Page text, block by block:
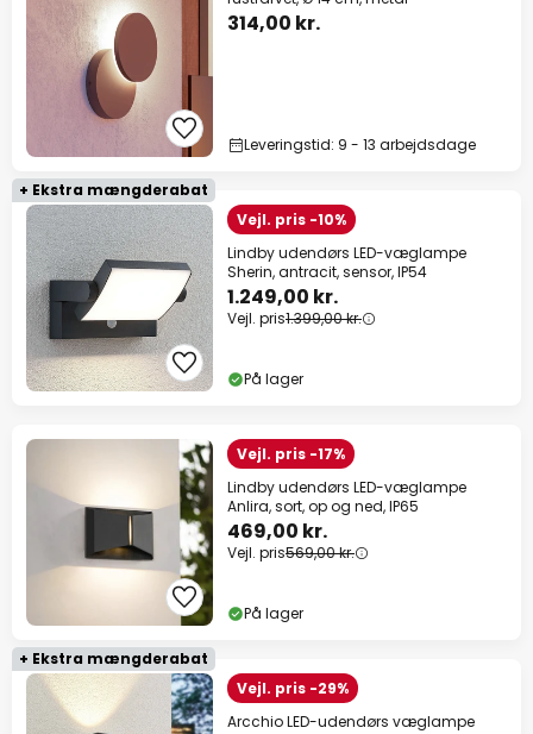
314,00 kr.
Leveringstid: 9 - 13 arbejdsdage
+ Ekstra mængderabat
Vejl. pris -10%
Lindby udendørs LED-væglampe
Sherin, antracit, sensor, IP54
1.249,00 kr.
Vejl. pris1.399,00 kr.
På lager
Vejl. pris -17%
Lindby udendørs LED-væglampe
Anlira, sort, op og ned, IP65
469,00 kr.
Vejl. pris569,00 kr.
På lager
+ Ekstra mængderabat
Vejl. pris -29%
Arcchio LED-udendørs væglampe